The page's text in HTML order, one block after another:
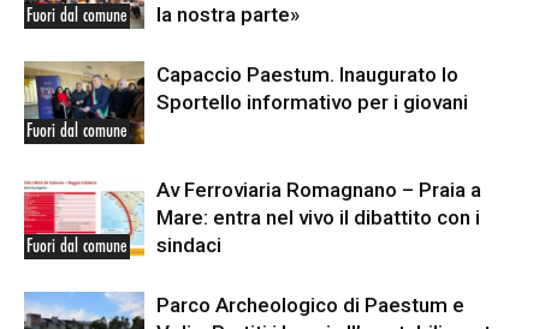
Fuori dal comune
la nostra parte»
Fuori dal comune
Capaccio Paestum. Inaugurato lo
Sportello informativo per i giovani
Fuori dal comune
Av Ferroviaria Romagnano – Praia a
Mare: entra nel vivo il dibattito con i
sindaci
Parco Archeologico di Paestum e